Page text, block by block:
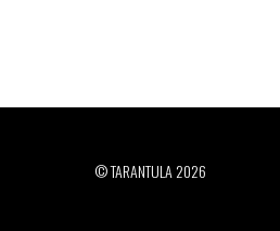
© TARANTULA 2026